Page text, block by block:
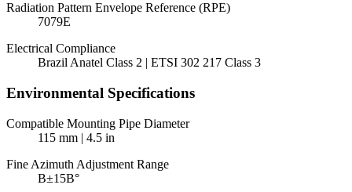
Radiation Pattern Envelope Reference (RPE)
7079E
Electrical Compliance
Brazil Anatel Class 2 | ETSI 302 217 Class 3
Environmental Specifications
Compatible Mounting Pipe Diameter
115 mm | 4.5 in
Fine Azimuth Adjustment Range
В±15В°